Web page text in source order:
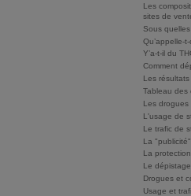
Les
sites de
Sous
Qu’appelle-
Y’a-t-il du
Comment
Les
Tableau des
Les drogues
L'usage de
Le trafic de
La
La
Le
Drogues et
Usage et